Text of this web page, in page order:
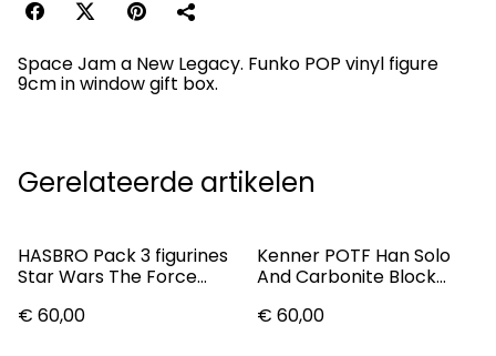
Space Jam a New Legacy. Funko POP vinyl figure
9cm in window gift box.
Gerelateerde artikelen
HASBRO Pack 3 figurines
Star Wars The Force
et RO-4LO
€ 60,00
Kenner POTF Han Solo
And Carbonite Block
€ 60,00